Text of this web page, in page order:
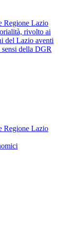
Regione Lazio
rivolto ai
del Lazio aventi
della DGR
Regione Lazio